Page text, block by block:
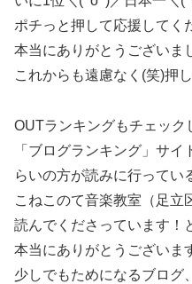
ポチっと押して応援してく
本当にありがとうございま
これからも遠慮なく(笑)押
OUTランキングもチェック
「ブログランキング」サ
らいの方が読みに行ってい
こねこのて音楽教室（足立
読んでくださっています！
本当にありがとうございま
少しでもためになるブログ